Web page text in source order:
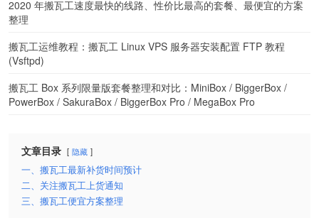
2020 年搬瓦工速度最快的线路、性价比最高的套餐、最便宜的方案
整理
搬瓦工运维教程：搬瓦工 Linux VPS 服务器安装配置 FTP 教程
(Vsftpd)
搬瓦工 Box 系列限量版套餐整理和对比：MiniBox / BiggerBox /
PowerBox / SakuraBox / BiggerBox Pro / MegaBox Pro
文章目录 隐藏
一、搬瓦工最新补货时间预计
二、关注搬瓦工上货通知
三、搬瓦工便宜方案整理